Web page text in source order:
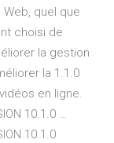
quel que
choisi de
la gestion
la 1.1.0
en ligne.
10.1.0 …
10.1.0